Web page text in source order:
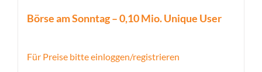
Börse am Sonntag – 0,10 Mio. Unique User
Für Preise bitte einloggen/registrieren